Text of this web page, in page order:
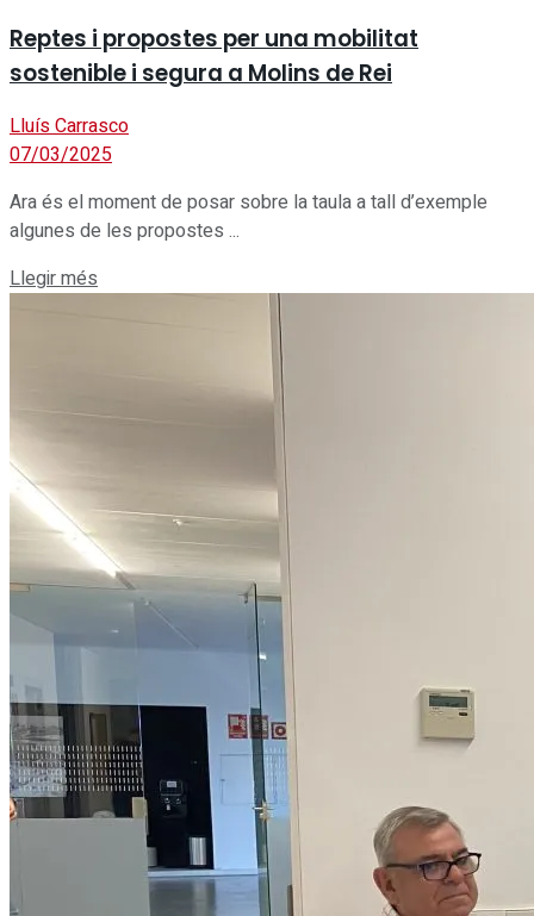
Reptes i propostes per una mobilitat
sostenible i segura a Molins de Rei
Lluís Carrasco
07/03/2025
Ara és el moment de posar sobre la taula a tall d’exemple
algunes de les propostes ...
Llegir més